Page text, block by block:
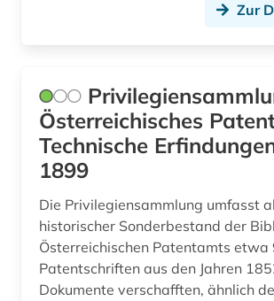
projektmanagement (1)
protokoll (1)
pumpentechnik (1)
pädagogik (6)
quelle (2)
Zur
Österreichisches
Technische
1899
Die Privilegiensammlung umfasst
historischer Sonderbestand der
Österreichischen Patentamts etwa
Patentschriften aus den Jahren
Dokumente verschafften, ähnlich